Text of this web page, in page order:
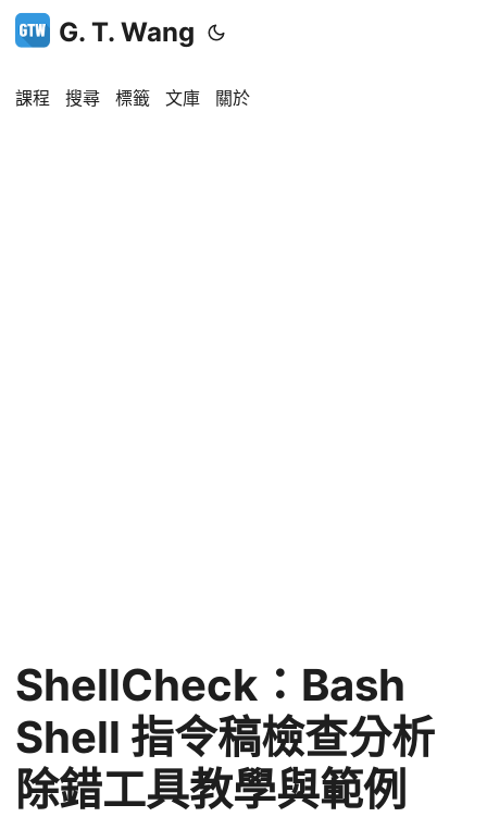
G. T. Wang
課程 搜尋 標籤 文庫 關於
ShellCheck：Bash
Shell 指令稿檢查分析
除錯工具教學與範例